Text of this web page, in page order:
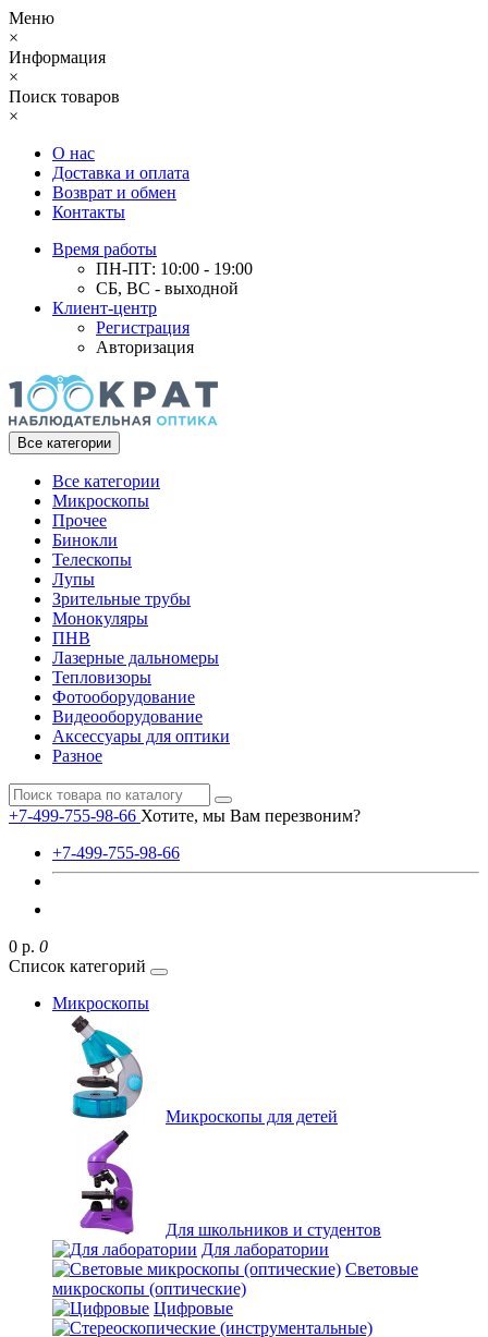
Меню
×
Информация
×
Поиск товаров
×
О нас
Доставка и оплата
Возврат и обмен
Контакты
Время работы
ПН-ПТ: 10:00 - 19:00
СБ, ВС - выходной
Клиент-центр
Регистрация
Авторизация
Все категории
Все категории
Микроскопы
Прочее
Бинокли
Телескопы
Лупы
Зрительные трубы
Монокуляры
ПНВ
Лазерные дальномеры
Тепловизоры
Фотооборудование
Видеооборудование
Аксессуары для оптики
Разное
+7-499-755-98-66 Хотите, мы Вам перезвоним?
+7-499-755-98-66
0 р. 0
Список категорий
Микроскопы
Микроскопы для детей
Для школьников и студентов
Для лаборатории
Световые
микроскопы (оптические)
Цифровые